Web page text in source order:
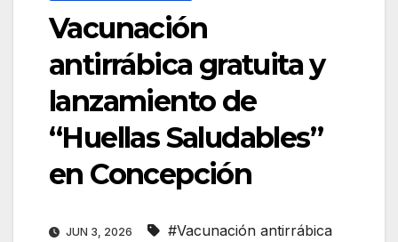
Vacunación
antirrábica gratuita y
lanzamiento de
“Huellas Saludables”
en Concepción
JUN 3, 2026 #Vacunación antirrábica